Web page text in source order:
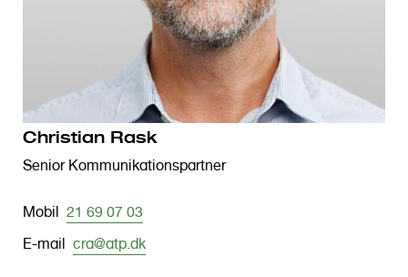
Christian Rask
Senior Kommunikationspartner
Mobil
21 69 07 03
E-mail
cra@atp.dk